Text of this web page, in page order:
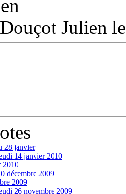
Julien
28 janvier
14 janvier 2010
2010
décembre 2009
2009
26 novembre 2009